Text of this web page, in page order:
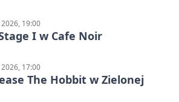
19:00
I w Cafe Noir
17:00
The Hobbit w Zielonej